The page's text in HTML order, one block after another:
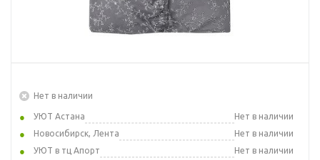
Нет в наличии
УЮТ Астана
Нет в наличии
Новосибирск, Лента
Нет в наличии
УЮТ в тц Апорт
Нет в наличии